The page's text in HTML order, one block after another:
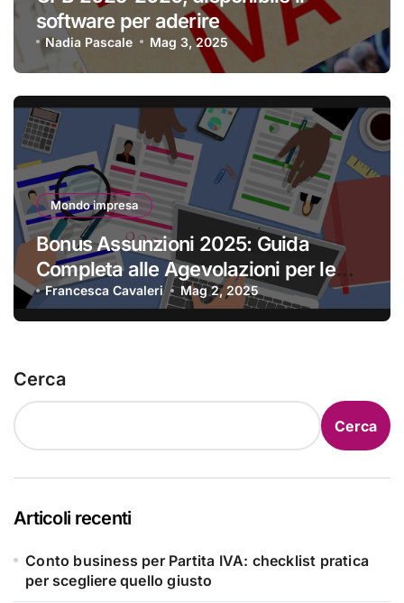
software per aderire
Nadia Pascale Mag 3, 2025
Mondo impresa
Bonus Assunzioni 2025: Guida
Completa alle Agevolazioni per le
Imprese
Francesca Cavaleri Mag 2, 2025
Cerca
Cerca
Articoli recenti
Conto business per Partita IVA: checklist pratica
per scegliere quello giusto